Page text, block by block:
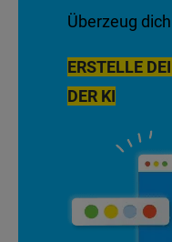
Überzeug
ERSTELLE
DER KI